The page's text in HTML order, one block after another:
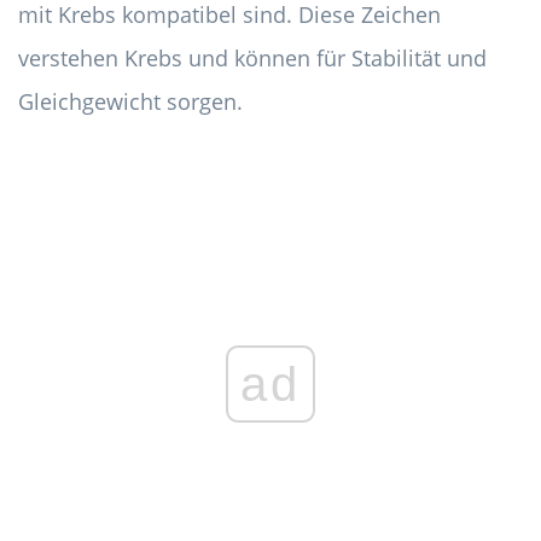
mit Krebs kompatibel sind. Diese Zeichen
verstehen Krebs und können für Stabilität und
Gleichgewicht sorgen.
ad